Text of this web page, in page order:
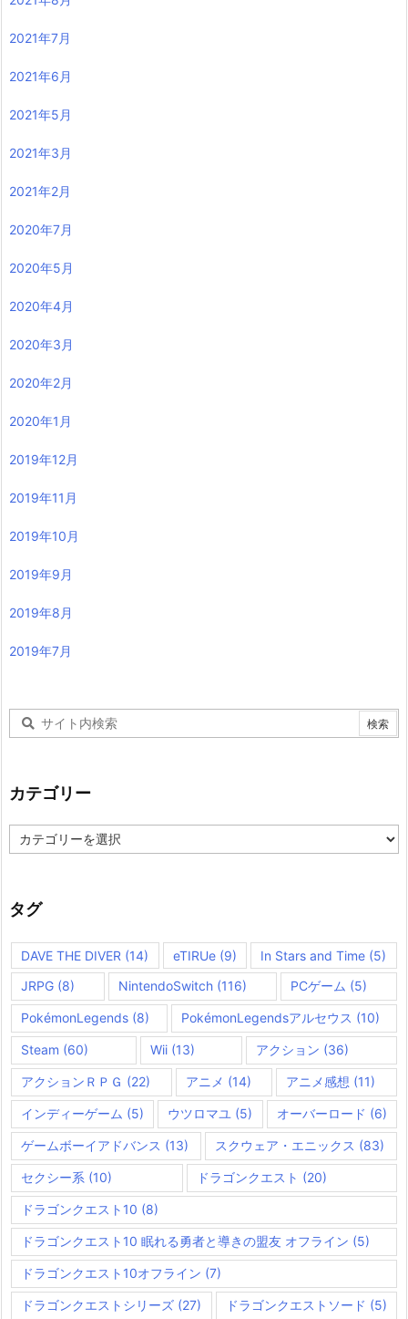
2021年7月
2021年6月
2021年5月
2021年3月
2021年2月
2020年7月
2020年5月
2020年4月
2020年3月
2020年2月
2020年1月
2019年12月
2019年11月
2019年10月
2019年9月
2019年8月
2019年7月
カテゴリー
テ
ー
タグ
DAVE THE DIVER (14) eTIRUe(9) In Stars and Time (5)
JRPG (8) NintendoSwitch (116) PCゲーム (5)
PokémonLegends (8) PokémonLegendsアルセウス (10)
Steam (60) Wii(13) アクション (36)
アクションＲＰＧ (22) アニメ (14) アニメ感想 (11)
インディーゲーム (5) ウツロマユ (5) オーバーロード (6)
ゲームボーイアドバンス (13) スクウェア・エニックス (83)
セクシー系 (10) ドラゴンクエスト (20)
ドラゴンクエスト10 (8)
ドラゴンクエスト10 眠れる勇者と導きの盟友 オフライン (5)
ドラゴンクエスト10オフライン (7)
ドラゴンクエストシリーズ (27) ドラゴンクエストソード (5)